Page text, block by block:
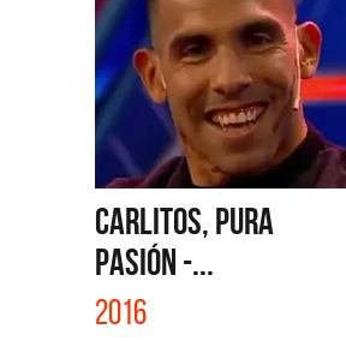
CARLITOS, PURA
PASIÓN -...
2016